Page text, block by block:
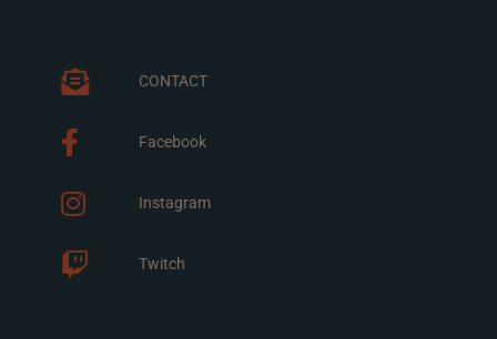
CONTACT
Facebook
Instagram
Twitch